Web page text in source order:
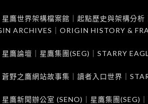
星鷹世界架構檔案館｜起點歷史與架構分
ARCHIVES｜ORIGIN HISTORY &
星鷹論壇｜星鷹集團(SEG)｜STARRY
蒼野之鷹網站故事集｜讀者入口世界｜
星鷹新聞辦公室 (SENO)｜星鷹集團(SEG)